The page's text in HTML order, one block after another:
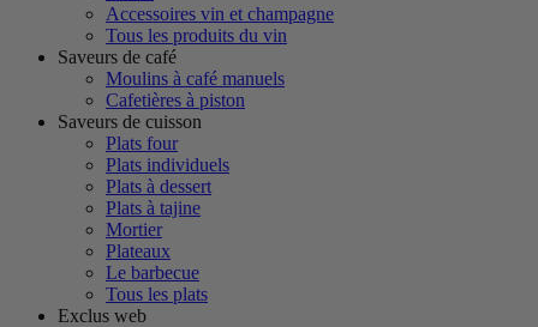
Accessoires vin et champagne
Tous les produits du vin
Saveurs de café
Moulins à café manuels
Cafetières à piston
Saveurs de cuisson
Plats four
Plats individuels
Plats à dessert
Plats à tajine
Mortier
Plateaux
Le barbecue
Tous les plats
Exclus web